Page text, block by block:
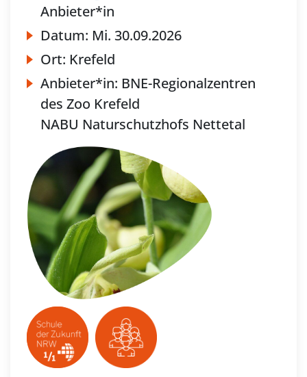
Anbieter*in
Datum: Mi. 30.09.2026
Ort: Krefeld
Anbieter*in: BNE-Regionalzentren
des Zoo Krefeld
NABU Naturschutzhofs Nettetal